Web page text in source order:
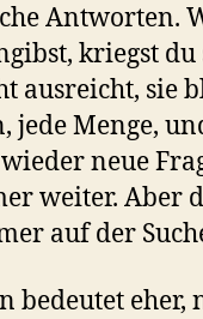
Antworten.
kriegst du
ausreicht, sie
jede Menge,
neue
weiter. Aber
auf der
bedeutet